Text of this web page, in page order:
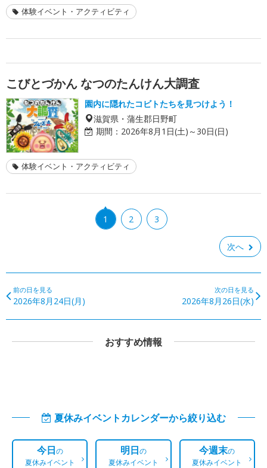
体験イベント・アクティビティ
こびとづかん なつのたんけん大調査
園内に隠れたコビトたちを見つけよう！
滋賀県・蒲生郡日野町
期間： 2026年8月1日(土)～30日(日)
体験イベント・アクティビティ
1 2 3
次へ
前の日を見る
2026年8月24日(月)
次の日を見る
2026年8月26日(水)
おすすめ情報
夏休みイベントカレンダーから絞り込む
今日の
夏休みイベント
明日の
夏休みイベント
今週末の
夏休みイベント